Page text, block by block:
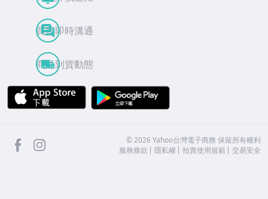
買賣即時溝通
商品到貨動態
APP Store
facebook ©2026 Yahoo台灣電子商務 保留所有權利
服務條款
隱私權 拍賣使用規範 交易安全